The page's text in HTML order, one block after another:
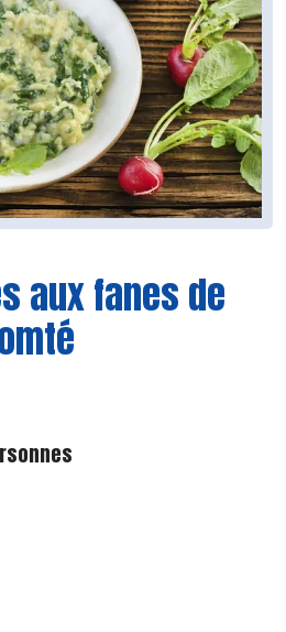
aux fanes de